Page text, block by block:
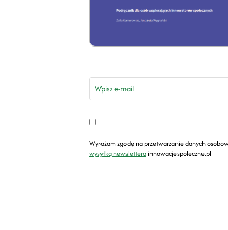
Wyrażam zgodę na przetwarzanie danych
wysyłką newsletterainnowacjespoleczne.pl